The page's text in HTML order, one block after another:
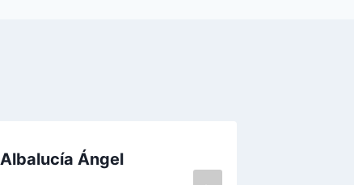
Albalucía Ángel